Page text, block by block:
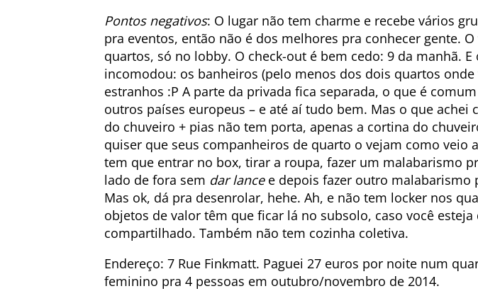
Pontos negativos: O lugar não tem charme e recebe vários
pra eventos, então não é dos melhores pra conhecer gente.
quartos, só no lobby. O check-out é bem cedo: 9 da manhã.
incomodou: os banheiros (pelo menos dos dois quartos onde
estranhos :P A parte da privada fica separada, o que é
outros países europeus – e até aí tudo bem. Mas o que achei
do chuveiro + pias não tem porta, apenas a cortina do
quiser que seus companheiros de quarto o vejam como veio
tem que entrar no box, tirar a roupa, fazer um malabarismo
lado de fora sem dar lancee depois fazer outro malabarismo
Mas ok, dá pra desenrolar, hehe. Ah, e não tem locker nos
objetos de valor têm que ficar lá no subsolo, caso você
compartilhado. Também não tem cozinha coletiva.
Endereço: 7 Rue Finkmatt. Paguei 27 euros por noite num
feminino pra 4 pessoas em outubro/novembro de 2014.